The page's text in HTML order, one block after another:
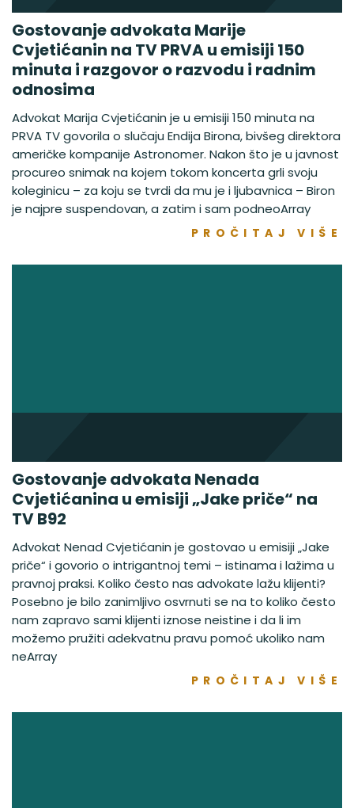
Gostovanje advokata Marije
Cvjetićanin na TV PRVA u emisiji 150
minuta i razgovor o razvodu i radnim
odnosima
Advokat Marija Cvjetićanin je u emisiji 150 minuta na
PRVA TV govorila o slučaju Endija Birona, bivšeg direktora
američke kompanije Astronomer. Nakon što je u javnost
procureo snimak na kojem tokom koncerta grli svoju
koleginicu – za koju se tvrdi da mu je i ljubavnica – Biron
je najpre suspendovan, a zatim i sam podneoArray
PROČITAJ VIŠE
Gostovanje advokata Nenada
Cvjetićanina u emisiji „Jake priče“ na
TV B92
Advokat Nenad Cvjetićanin je gostovao u emisiji „Jake
priče“ i govorio o intrigantnoj temi – istinama i lažima u
pravnoj praksi. Koliko često nas advokate lažu klijenti?
Posebno je bilo zanimljivo osvrnuti se na to koliko često
nam zapravo sami klijenti iznose neistine i da li im
možemo pružiti adekvatnu pravu pomoć ukoliko nam
neArray
PROČITAJ VIŠE